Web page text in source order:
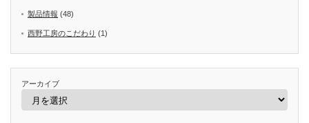
製品情報 (48)
西野工房のこだわり (1)
アーカイブ